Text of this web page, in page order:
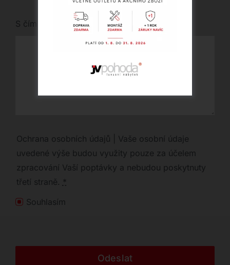
S čím vám můžeme pomoci?
Ochrana osobních údajů | Vaše osobní údaje
uvedené výše budou využity pouze za účelem
zpracování Vaší poptávky a nebudou poskytnuty
třetí straně. *
Souhlasím
Odeslat